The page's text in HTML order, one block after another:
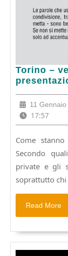
Torino –
Torino
–
17
gennaio
2020,
di
Smart
City.
11
17:57
Come
Secondo
private e gli
soprattutto
Read More